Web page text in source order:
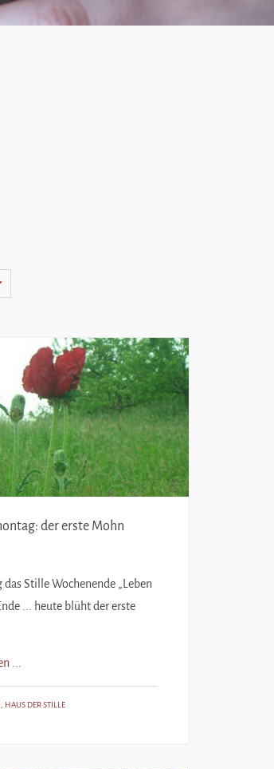
der erste Mohn
das Stille Wochenende „Leben
... heute blüht der erste
...
HAUS DER STILLE